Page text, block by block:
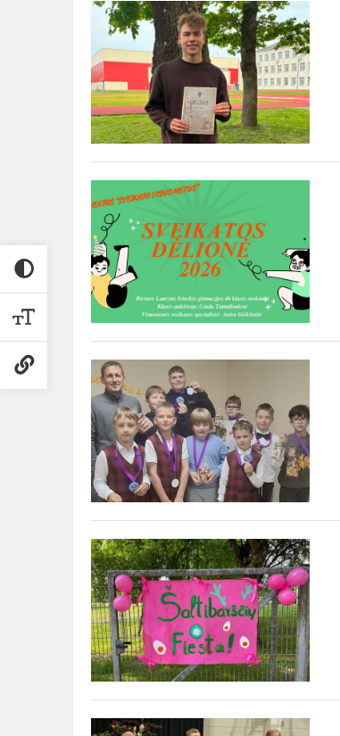
Projektas
,,Stanislovas
Riauba
-
Žemaitijos
Andersenas"
Projektas
„Sveikata
visus
metus“
–
„Sveikatos
2026...
Šachmatų
čempionatas!
Šaltibarščių
fiesta
Paskutinis